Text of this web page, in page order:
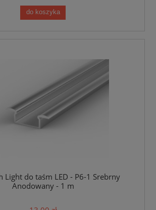
do koszyka
Light do taśm LED - P6-1 Srebrny
Anodowany - 1 m